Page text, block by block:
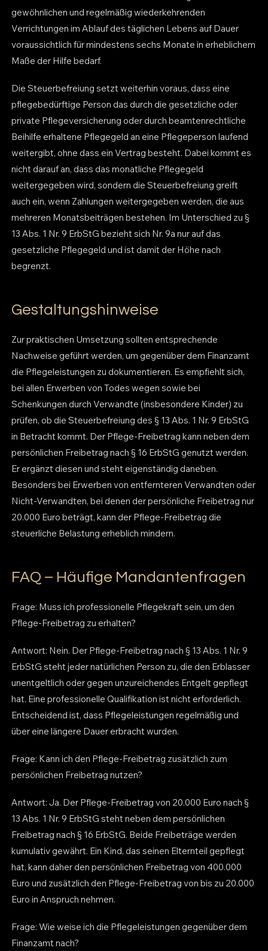
gewöhnlichen und regelmäßig wiederkehrenden
Verrichtungen im Ablauf des täglichen Lebens auf Dauer
voraussichtlich für mindestens sechs Monate in erheblichem
Maße der Hilfe bedarf.
Die Steuerbefreiung setzt weiterhin voraus, dass eine
pflegebedürftige Person das durch die gesetzliche oder
private Pflegeversicherung oder durch beamtenrechtliche
Beihilfe erhaltene Pflegegeld an eine Pflegeperson laufend
weitergibt, ohne dass ein Vertrag besteht. Dabei kommt es
nicht darauf an, dass das monatliche Pflegegeld
weitergegeben wird, sondern die Steuerbefreiung greift
auch ein, wenn Zahlungen weitergegeben werden, die aus
mehreren Monatsbeiträgen bestehen. Im Unterschied zu §
13 Abs. 1 Nr. 9 ErbStG bezieht sich Nr. 9a nur auf das
gesetzliche Pflegegeld und ist damit der Höhe nach
begrenzt.
Gestaltungshinweise
Zur praktischen Umsetzung sollten entsprechende
Nachweise geführt werden, um gegenüber dem Finanzamt
die Pflegeleistungen zu dokumentieren. Es empfiehlt sich,
bei allen Erwerben von Todes wegen sowie bei
Schenkungen durch Verwandte (insbesondere Kinder) zu
prüfen, ob die Steuerbefreiung des § 13 Abs. 1 Nr. 9 ErbStG
in Betracht kommt. Der Pflege-Freibetrag kann neben dem
persönlichen Freibetrag nach § 16 ErbStG genutzt werden.
Er ergänzt diesen und steht eigenständig daneben.
Besonders bei Erwerben von entfernteren Verwandten oder
Nicht-Verwandten, bei denen der persönliche Freibetrag nur
20.000 Euro beträgt, kann der Pflege-Freibetrag die
steuerliche Belastung erheblich mindern.
FAQ – Häufige Mandantenfragen
Frage: Muss ich professionelle Pflegekraft sein, um den
Pflege-Freibetrag zu erhalten?
Antwort: Nein. Der Pflege-Freibetrag nach § 13 Abs. 1 Nr. 9
ErbStG steht jeder natürlichen Person zu, die den Erblasser
unentgeltlich oder gegen unzureichendes Entgelt gepflegt
hat. Eine professionelle Qualifikation ist nicht erforderlich.
Entscheidend ist, dass Pflegeleistungen regelmäßig und
über eine längere Dauer erbracht wurden.
Frage: Kann ich den Pflege-Freibetrag zusätzlich zum
persönlichen Freibetrag nutzen?
Antwort: Ja. Der Pflege-Freibetrag von 20.000 Euro nach §
13 Abs. 1 Nr. 9 ErbStG steht neben dem persönlichen
Freibetrag nach § 16 ErbStG. Beide Freibeträge werden
kumulativ gewährt. Ein Kind, das seinen Elternteil gepflegt
hat, kann daher den persönlichen Freibetrag von 400.000
Euro und zusätzlich den Pflege-Freibetrag von bis zu 20.000
Euro in Anspruch nehmen.
Frage: Wie weise ich die Pflegeleistungen gegenüber dem
Finanzamt nach?